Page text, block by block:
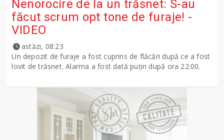
Nenorocire de la un trăsnet: S-au
făcut scrum opt tone de furaje! -
VIDEO
astăzi, 08:23
Un depozit de furaje a fost cuprins de flăcări după ce a fost
lovit de trăsnet. Alarma a fost dată puțin după ora 22:00.